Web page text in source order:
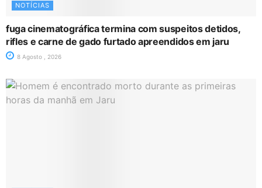
NOTÍCIAS
fuga cinematográfica termina com suspeitos detidos,
rifles e carne de gado furtado apreendidos em jaru
8 Agosto , 2026